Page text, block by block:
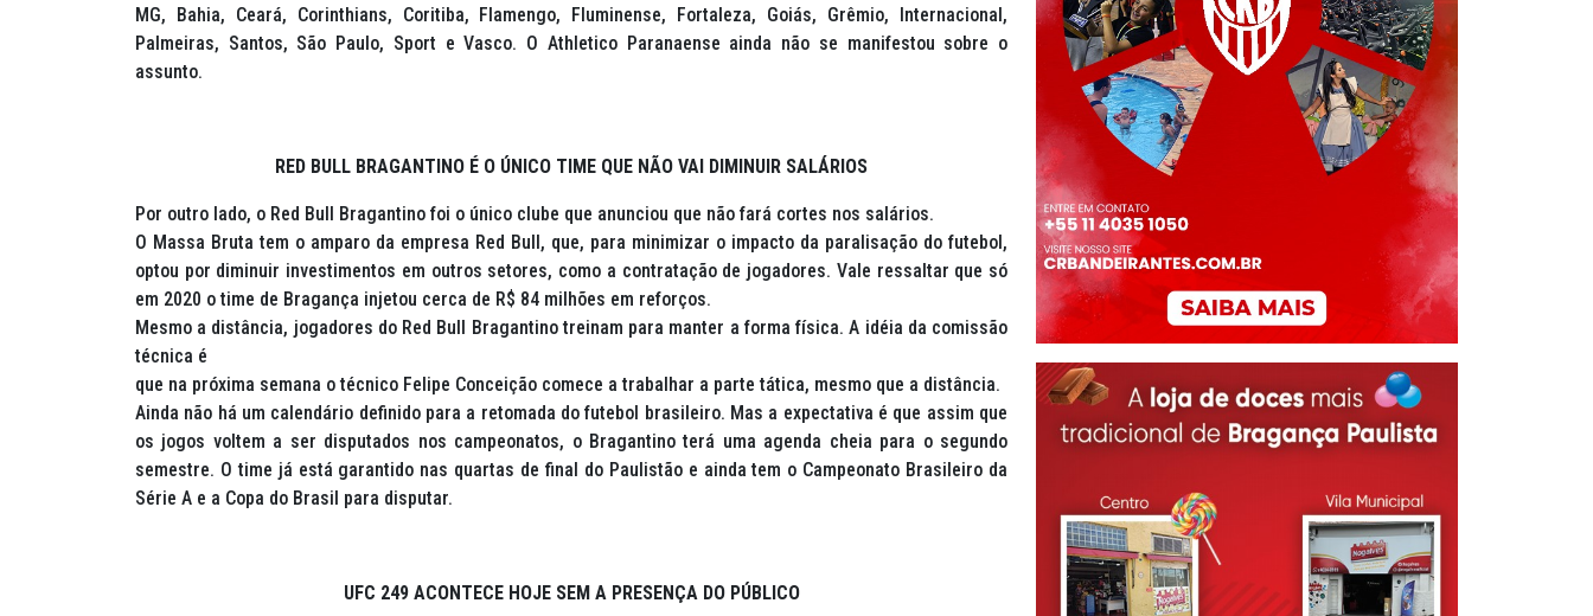
MG, Bahia, Ceará, Corinthians, Coritiba, Flamengo, Fluminense, Fortaleza, Goiás, Grêmio, Internacional,
Palmeiras, Santos, São Paulo, Sport e Vasco. O Athletico Paranaense ainda não se manifestou sobre o
assunto.
RED BULL BRAGANTINO É O ÚNICO TIME QUE NÃO VAI DIMINUIR SALÁRIOS
Por outro lado, o Red Bull Bragantino foi o único clube que anunciou que não fará cortes nos salários.
O Massa Bruta tem o amparo da empresa Red Bull, que, para minimizar o impacto da paralisação do futebol,
optou por diminuir investimentos em outros setores, como a contratação de jogadores. Vale ressaltar que só
em 2020 o time de Bragança injetou cerca de R$ 84 milhões em reforços.
Mesmo a distância, jogadores do Red Bull Bragantino treinam para manter a forma física. A idéia da comissão
técnica é
que na próxima semana o técnico Felipe Conceição comece a trabalhar a parte tática, mesmo que a distância.
Ainda não há um calendário definido para a retomada do futebol brasileiro. Mas a expectativa é que assim que
os jogos voltem a ser disputados nos campeonatos, o Bragantino terá uma agenda cheia para o segundo
semestre. O time já está garantido nas quartas de final do Paulistão e ainda tem o Campeonato Brasileiro da
Série A e a Copa do Brasil para disputar.
UFC 249 ACONTECE HOJE SEM A PRESENÇA DO PÚBLICO